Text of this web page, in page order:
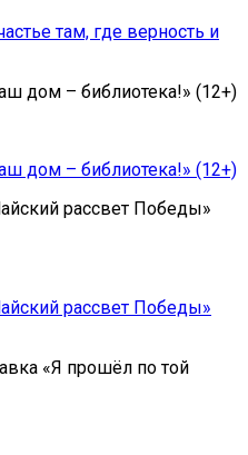
там, где верность и
дом – библиотека!» (12+)
дом – библиотека!» (12+)
рассвет Победы»
рассвет Победы»
«Я прошёл по той